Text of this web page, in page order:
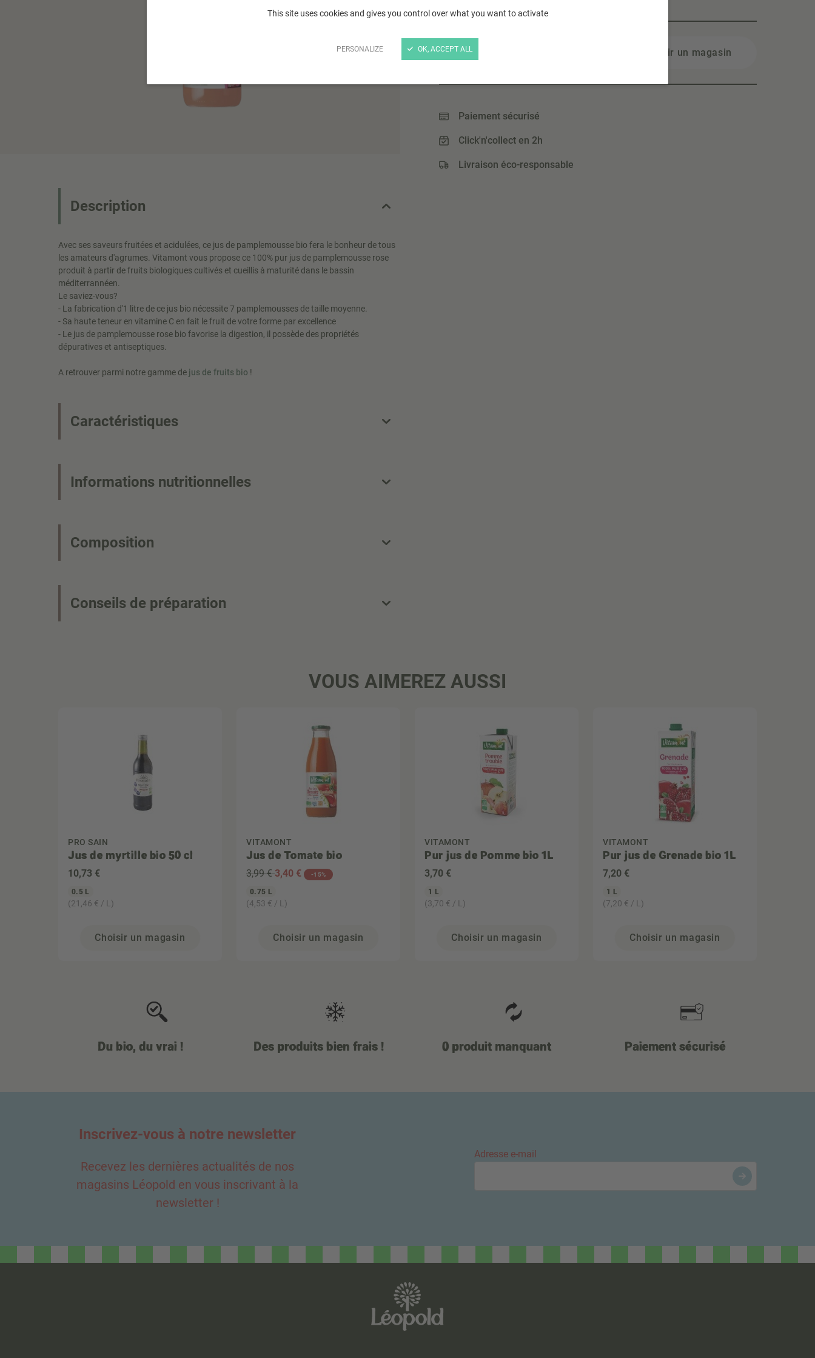
This site uses cookies and gives you control over what you want to activate
PERSONALIZE OK, ACCEPT ALL
5,95 € Choisir un magasin
Paiement sécurisé
Click'n'collect en 2h
Livraison éco-responsable
Description
Avec ses saveurs fruitées et acidulées, ce jus de pamplemousse bio fera le bonheur de tous
les amateurs d'agrumes. Vitamont vous propose ce 100% pur jus de pamplemousse rose
produit à partir de fruits biologiques cultivés et cueillis à maturité dans le bassin
méditerrannéen.
Le saviez-vous?
- La fabrication d'1 litre de ce jus bio nécessite 7 pamplemousses de taille moyenne.
- Sa haute teneur en vitamine C en fait le fruit de votre forme par excellence
- Le jus de pamplemousse rose bio favorise la digestion, il possède des propriétés
dépuratives et antiseptiques.
A retrouver parmi notre gamme de jus de fruits bio !
Caractéristiques
Informations nutritionnelles
Composition
Conseils de préparation
VOUS AIMEREZ AUSSI
PRO SAIN
Jus de myrtille bio 50 cl
10,73 €
0.5 L
(21,46 € / L)
Choisir un magasin
VITAMONT
Jus de Tomate bio
3,99 €3,40 € -15%
0.75 L
(4,53 € / L)
Choisir un magasin
VITAMONT
Pur jus de Pomme bio 1L
3,70 €
1 L
(3,70 € / L)
Choisir un magasin
VITAMONT
Pur jus de Grenade bio 1L
7,20 €
1 L
(7,20 € / L)
Choisir un magasin
Du bio, du vrai ! Des produits bien frais ! 0 produit manquant Paiement sécurisé
Inscrivez-vous à notre newsletter
Recevez les dernières actualités de nos
magasins Léopold en vous inscrivant à la
newsletter !
Adresse e-mail